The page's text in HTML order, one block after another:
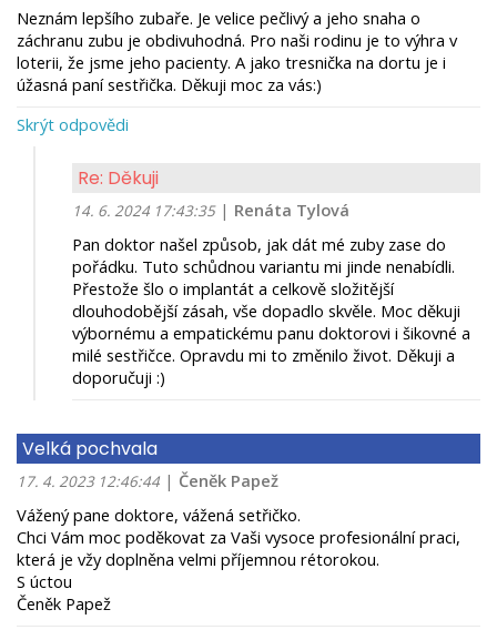
Neznám lepšího zubaře. Je velice pečlivý a jeho snaha o
záchranu zubu je obdivuhodná. Pro naši rodinu je to výhra v
loterii, že jsme jeho pacienty. A jako tresnička na dortu je i
úžasná paní sestřička. Děkuji moc za vás:)
Skrýt odpovědi
Re: Děkuji
14. 6. 2024 17:43:35 | Renáta Tylová
Pan doktor našel způsob, jak dát mé zuby zase do
pořádku. Tuto schůdnou variantu mi jinde nenabídli.
Přestože šlo o implantát a celkově složitější
dlouhodobější zásah, vše dopadlo skvěle. Moc děkuji
výbornému a empatickému panu doktorovi i šikovné a
milé sestřičce. Opravdu mi to změnilo život. Děkuji a
doporučuji :)
Velká pochvala
17. 4. 2023 12:46:44 | Čeněk Papež
Vážený pane doktore, vážená setřičko.
Chci Vám moc poděkovat za Vaši vysoce profesionální praci,
která je vžy doplněna velmi příjemnou rétorokou.
S úctou
Čeněk Papež